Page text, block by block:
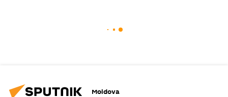
Moldova